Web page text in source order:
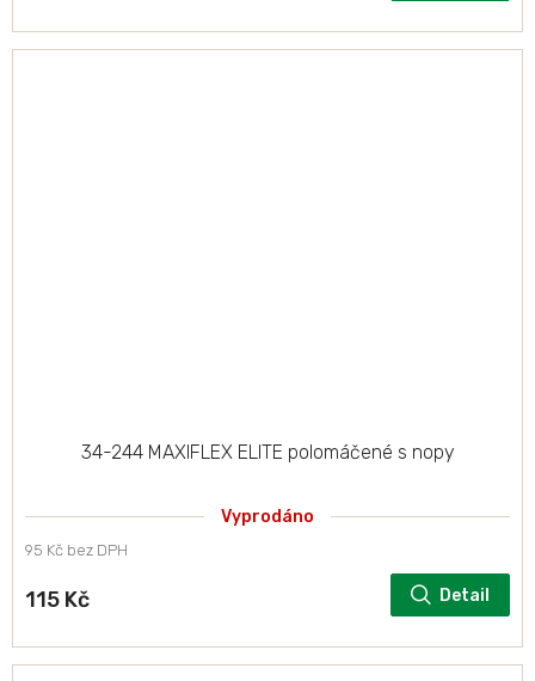
34-244 MAXIFLEX ELITE polomáčené s nopy
Vyprodáno
95 Kč bez DPH
115 Kč Detail